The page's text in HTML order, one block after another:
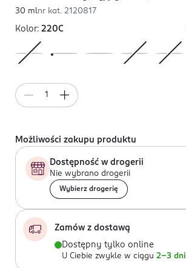
30 mlnr kat. 2120817
Kolor: 220C
Możliwości zakupu produktu
Dostępność w drogerii
Nie wybrano drogerii
Wybierz drogerię
Zamów z dostawą
Dostępny tylko online
U Ciebie zwykle w ciągu 2-3 dni